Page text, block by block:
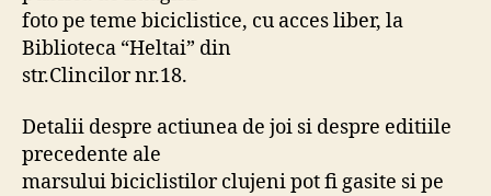
foto pe teme biciclistice, cu acces liber, la
Biblioteca “Heltai” din
str.Clincilor nr.18.
Detalii despre actiunea de joi si despre editiile
precedente ale
marsului biciclistilor clujeni pot fi gasite si pe